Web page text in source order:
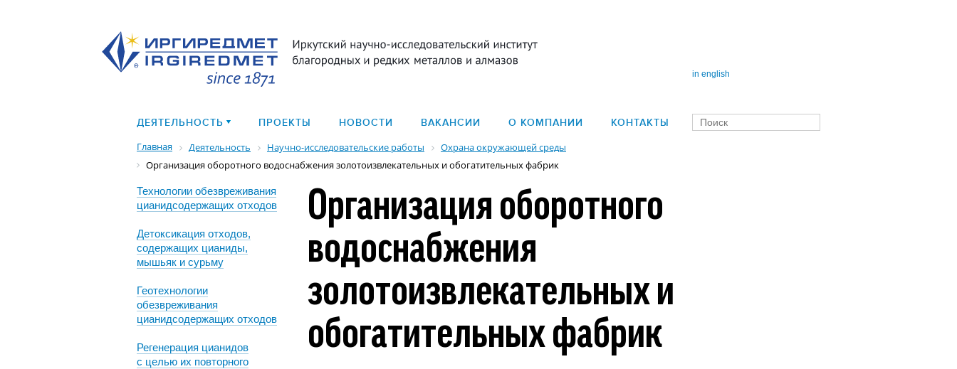
ДЕЯТЕЛЬНОСТЬ ПРОЕКТЫ НОВОСТИ ВАКАНСИИ О КОМПАНИИ КОНТАКТЫ
in english
Главная Деятельность Научно-исследовательские работы
Охрана окружающей среды
Организация оборотного водоснабжения золотоизвлекательных и обогатительных фабрик
Технологии обезвреживания
цианидсодержащих отходов
Детоксикация отходов,
содержащих цианиды,
мышьяк и сурьму
Геотехнологии
обезвреживания
цианидсодержащих отходов
Регенерация цианидов
с целью их повторного
Организация оборотного
водоснабжения
золотоизвлекательных и
обогатительных фабрик